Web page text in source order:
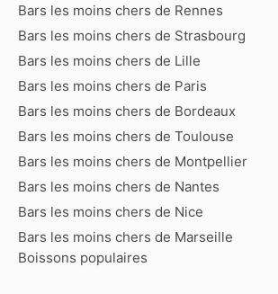
Bars les moins chers de Rennes
Bars les moins chers de Strasbourg
Bars les moins chers de Lille
Bars les moins chers de Paris
Bars les moins chers de Bordeaux
Bars les moins chers de Toulouse
Bars les moins chers de Montpellier
Bars les moins chers de Nantes
Bars les moins chers de Nice
Bars les moins chers de Marseille
Boissons populaires